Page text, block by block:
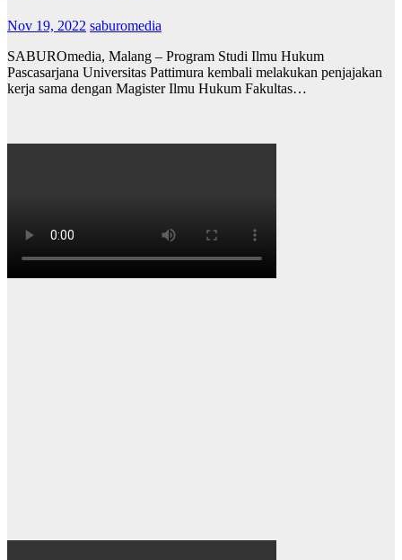
Nov 19, 2022 saburomedia
SABUROmedia, Malang – Program Studi Ilmu Hukum
Pascasarjana Universitas Pattimura kembali melakukan penjajakan
kerja sama dengan Magister Ilmu Hukum Fakultas…